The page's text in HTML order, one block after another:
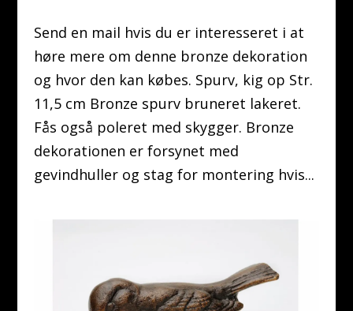
Send en mail hvis du er interesseret i at
høre mere om denne bronze dekoration
og hvor den kan købes. Spurv, kig op Str.
11,5 cm Bronze spurv bruneret lakeret.
Fås også poleret med skygger. Bronze
dekorationen er forsynet med
gevindhuller og stag for montering hvis...